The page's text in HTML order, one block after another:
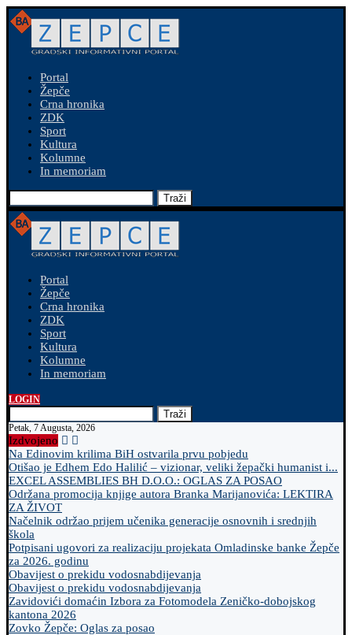
Portal
Žepče
Crna hronika
ZDK
Sport
Kultura
Kolumne
In memoriam
Traži
Portal
Žepče
Crna hronika
ZDK
Sport
Kultura
Kolumne
In memoriam
LOGIN
Traži
Petak, 7 Augusta, 2026
Izdvojeno
Na Edinovim krilima BiH ostvarila prvu pobjedu
Otišao je Edhem Edo Halilić – vizionar, veliki žepački humanist i...
EXCEL ASSEMBLIES BH D.O.O.: OGLAS ZA POSAO
Održana promocija knjige autora Branka Marijanovića: LEKTIRA
ZA ŽIVOT
Načelnik održao prijem učenika generacije osnovnih i srednjih
škola
Potpisani ugovori za realizaciju projekata Omladinske banke Žepče
za 2026. godinu
Obavijest o prekidu vodosnabdijevanja
Obavijest o prekidu vodosnabdijevanja
Zavidovići domaćin Izbora za Fotomodela Zeničko-dobojskog
kantona 2026
Zovko Žepče: Oglas za posao